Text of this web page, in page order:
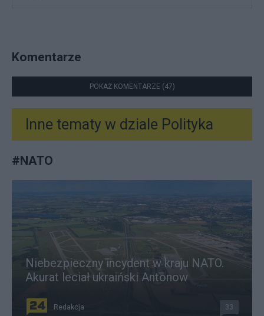
Komentarze
POKAŻ KOMENTARZE (47)
Inne tematy w dziale Polityka
#NATO
Niebezpieczny incydent w kraju NATO.
Akurat leciał ukraiński Antonow
Redakcja 33